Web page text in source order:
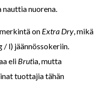
nuorena.
on Extra Dry, mikä
/ l) jäännössokeriin.
eli Brutia, mutta
tuottajia tähän